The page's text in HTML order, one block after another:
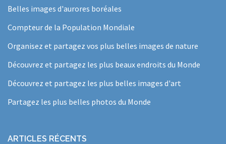
Belles images d'aurores boréales
Compteur de la Population Mondiale
Organisez et partagez vos plus belles images de nature
Découvrez et partagez les plus beaux endroits du Monde
Découvrez et partagez les plus belles images d'art
Partagez les plus belles photos du Monde
ARTICLES RÉCENTS